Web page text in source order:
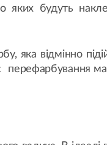
яких будуть
відмінно